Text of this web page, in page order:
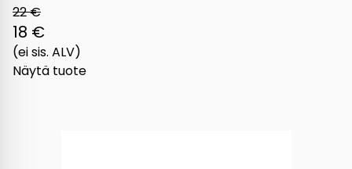
22 €
18 €
(ei sis. ALV)
Näytä tuote